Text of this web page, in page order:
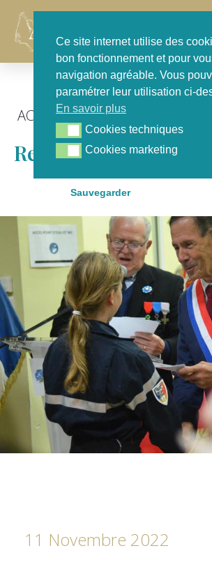
ACTU GÉNÉRALE,
Retour Sur Le 11
11 Novembre 2022
Ce site internet utilise des
bon fonctionnement et pour
navigation agréable. Vous
paramétrer leur utilisation ci-
En savoir plus
Cookies techniques
Cookies techniques
Cookies marketing
Cookies marketing
Sauvegarder